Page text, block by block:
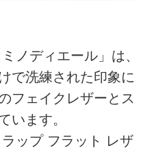
ノディエール」は、
で洗練された印象に
フェイクレザーとス
います。
ラップ フラット レザ